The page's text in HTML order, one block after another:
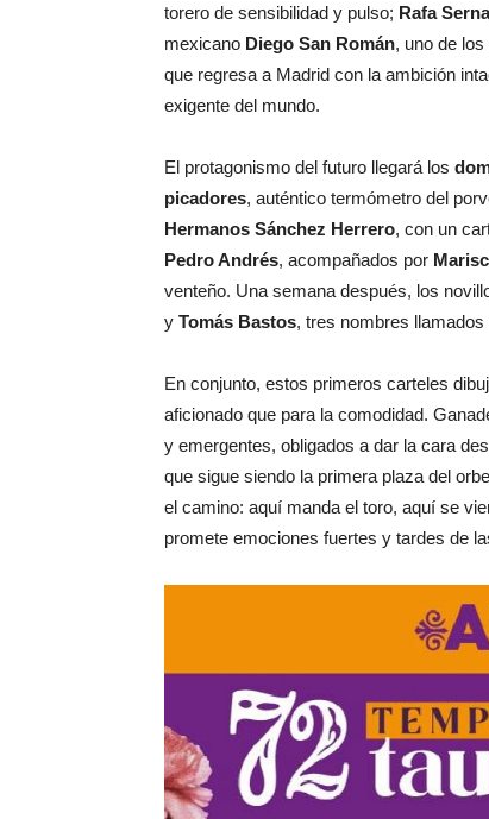
torero de sensibilidad y pulso; Rafa Serna
mexicano Diego San Román, uno de
que regresa a Madrid con la ambición
exigente del mundo.
El protagonismo del futuro llegará los
picadores, auténtico termómetro del
Hermanos Sánchez Herrero, con un
Pedro Andrés, acompañados por
venteño. Una semana después, los
y Tomás Bastos, tres nombres
En conjunto, estos primeros carteles
aficionado que para la comodidad.
y emergentes, obligados a dar la cara
que sigue siendo la primera plaza del
el camino: aquí manda el toro, aquí se
promete emociones fuertes y tardes de